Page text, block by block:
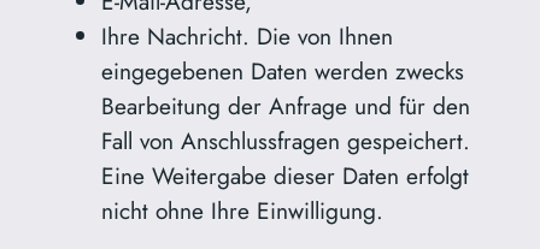
Ihre Nachricht. Die von Ihnen
eingegebenen Daten werden zwecks
Bearbeitung der Anfrage und für den
Fall von Anschlussfragen gespeichert.
Eine Weitergabe dieser Daten erfolgt
nicht ohne Ihre Einwilligung.